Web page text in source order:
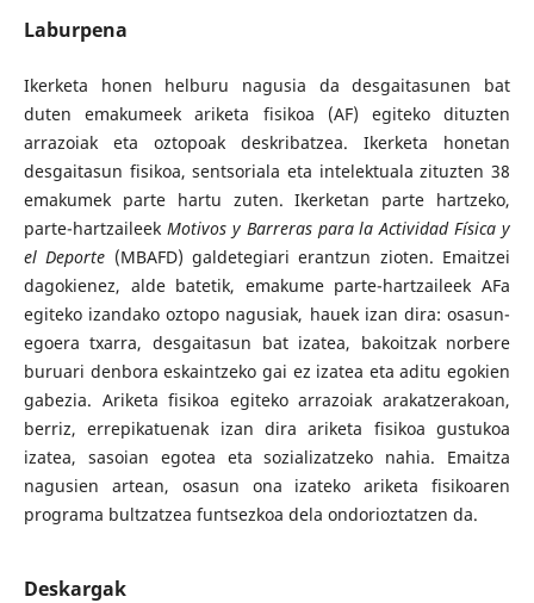
Laburpena
Ikerketa honen helburu nagusia da desgaitasunen bat
duten emakumeek ariketa fisikoa (AF) egiteko dituzten
arrazoiak eta oztopoak deskribatzea. Ikerketa honetan
desgaitasun fisikoa, sentsoriala eta intelektuala zituzten 38
emakumek parte hartu zuten. Ikerketan parte hartzeko,
parte-hartzaileek Motivos y Barreras para la Actividad Física y
el Deporte (MBAFD) galdetegiari erantzun zioten. Emaitzei
dagokienez, alde batetik, emakume parte-hartzaileek AFa
egiteko izandako oztopo nagusiak, hauek izan dira: osasun-
egoera txarra, desgaitasun bat izatea, bakoitzak norbere
buruari denbora eskaintzeko gai ez izatea eta aditu egokien
gabezia. Ariketa fisikoa egiteko arrazoiak arakatzerakoan,
berriz, errepikatuenak izan dira ariketa fisikoa gustukoa
izatea, sasoian egotea eta sozializatzeko nahia. Emaitza
nagusien artean, osasun ona izateko ariketa fisikoaren
programa bultzatzea funtsezkoa dela ondorioztatzen da.
Deskargak